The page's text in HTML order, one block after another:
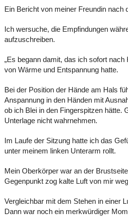
Ein Bericht von meiner Freundin nach
Ich wersuche, die Empfindungen
aufzuschreiben.
„Es begann damit, das ich sofort nach
von Wärme und Entspannung hatte.
Bei der Position der Hände am Hals
Anspannung in den Händen mit
ob ich Blei in den Fingerspitzen hätte.
Unterlage nicht wahrnehmen.
Im Laufe der Sitzung hatte ich das
unter meinem linken Unterarm rollt.
Mein Oberkörper war an der
Gegenpunkt zog kalte Luft von mir
Vergleichbar mit dem Stehen in einer
Dann war noch ein merkwürdiger